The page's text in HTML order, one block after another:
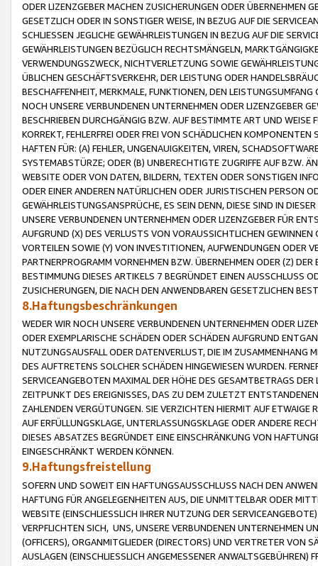
ODER LIZENZGEBER MACHEN ZUSICHERUNGEN ODER ÜBERNEHMEN
GESETZLICH ODER IN SONSTIGER WEISE, IN BEZUG AUF DIE
SCHLIESSEN JEGLICHE GEWÄHRLEISTUNGEN IN BEZUG AUF DIE
GEWÄHRLEISTUNGEN BEZÜGLICH RECHTSMÄNGELN,
VERWENDUNGSZWECK, NICHTVERLETZUNG SOWIE
ÜBLICHEN GESCHÄFTSVERKEHR, DER LEISTUNG ODER
BESCHAFFENHEIT, MERKMALE, FUNKTIONEN, DEN
NOCH UNSERE VERBUNDENEN UNTERNEHMEN ODER LIZENZGEBER
BESCHRIEBEN DURCHGÄNGIG BZW. AUF BESTIMMTE ART UND
KORREKT, FEHLERFREI ODER FREI VON SCHÄDLICHEN
HAFTEN FÜR: (A) FEHLER, UNGENAUIGKEITEN, VIREN,
SYSTEMABSTÜRZE; ODER (B) UNBERECHTIGTE ZUGRIFFE AUF BZW.
WEBSITE ODER VON DATEN, BILDERN, TEXTEN ODER SONSTIGEN
ODER EINER ANDEREN NATÜRLICHEN ODER JURISTISCHEN PERSON
GEWÄHRLEISTUNGSANSPRÜCHE, ES SEIN DENN, DIESE SIND IN
UNSERE VERBUNDENEN UNTERNEHMEN ODER LIZENZGEBER FÜR
AUFGRUND (X) DES VERLUSTS VON VORAUSSICHTLICHEN
VORTEILEN SOWIE (Y) VON INVESTITIONEN, AUFWENDUNGEN ODER
PARTNERPROGRAMM VORNEHMEN BZW. ÜBERNEHMEN ODER (Z)
BESTIMMUNG DIESES ARTIKELS 7 BEGRÜNDET EINEN AUSSCHLUSS
ZUSICHERUNGEN, DIE NACH DEN ANWENDBAREN GESETZLICHEN
8.Haftungsbeschränkungen
WEDER WIR NOCH UNSERE VERBUNDENEN UNTERNEHMEN ODER
ODER EXEMPLARISCHE SCHÄDEN ODER SCHÄDEN AUFGRUND
NUTZUNGSAUSFALL ODER DATENVERLUST, DIE IM ZUSAMMENHANG
DES AUFTRETENS SOLCHER SCHÄDEN HINGEWIESEN WURDEN.
SERVICEANGEBOTEN MAXIMAL DER HÖHE DES GESAMTBETRAGS
ZEITPUNKT DES EREIGNISSES, DAS ZU DEM ZULETZT
ZAHLENDEN VERGÜTUNGEN. SIE VERZICHTEN HIERMIT AUF
AUF ERFÜLLUNGSKLAGE, UNTERLASSUNGSKLAGE ODER ANDERE
DIESES ABSATZES BEGRÜNDET EINE EINSCHRÄNKUNG VON
EINGESCHRÄNKT WERDEN KÖNNEN.
9.Haftungsfreistellung
SOFERN UND SOWEIT EIN HAFTUNGSAUSSCHLUSS NACH DEN
HAFTUNG FÜR ANGELEGENHEITEN AUS, DIE UNMITTELBAR ODER
WEBSITE (EINSCHLIESSLICH IHRER NUTZUNG DER
VERPFLICHTEN SICH, UNS, UNSERE VERBUNDENEN UNTERNEHMEN
(OFFICERS), ORGANMITGLIEDER (DIRECTORS) UND VERTRETER VON
AUSLAGEN (EINSCHLIESSLICH ANGEMESSENER